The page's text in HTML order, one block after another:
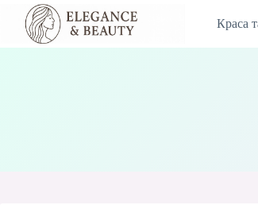
Перейти
вмісту
Краса